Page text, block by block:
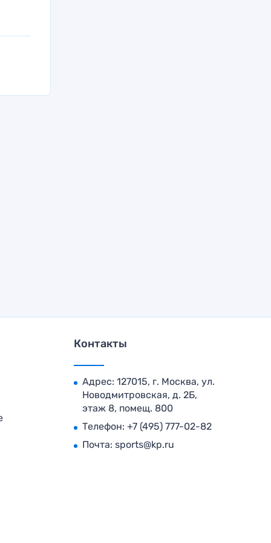
Контакты
Адрес: 127015, г. Москва, ул.
Новодмитровская, д. 2Б,
этаж 8, помещ. 800
Телефон: +7 (495) 777-02-82
Почта: sports@kp.ru